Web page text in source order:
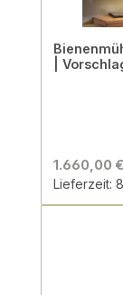
|
1.660,00 €
Lieferzeit: